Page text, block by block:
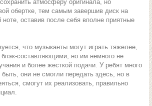
атмосферу оригинала, но
обертке, тем самым завершив диск на
оставив после себя вполне приятные
что музыканты могут играть тяжелее,
составляющими, но им немного не
и более жесткой подачи. У ребят много
они не смогли передать здесь, но в
смогут их реализовать, правильно